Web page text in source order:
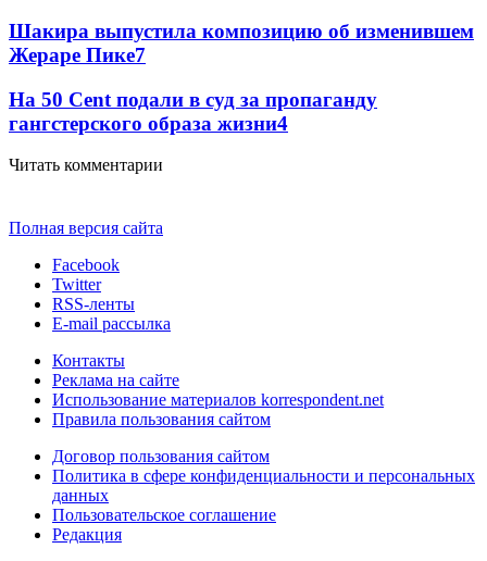
Шакира выпустила композицию об изменившем
Жераре Пике7
На 50 Cent подали в суд за пропаганду
гангстерского образа жизни4
Читать комментарии
Полная версия сайта
Facebook
Twitter
RSS-ленты
E-mail рассылка
Контакты
Реклама на сайте
Использование материалов korrespondent.net
Правила пользования сайтом
Договор пользования сайтом
Политика в сфере конфиденциальности и персональных
данных
Пользовательское соглашение
Редакция